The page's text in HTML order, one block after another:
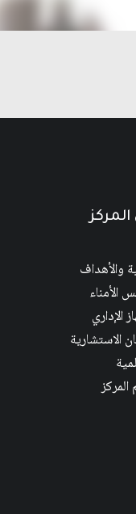
والأهداف
الأمناء
الإداري
الاستشارية